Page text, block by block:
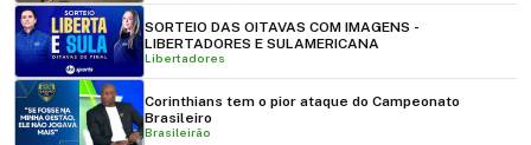
SORTEIO DAS OITAVAS COM IMAGENS -
LIBERTADORES E SULAMERICANA
Libertadores
Corinthians tem o pior ataque do Campeonato
Brasileiro
Brasileirão